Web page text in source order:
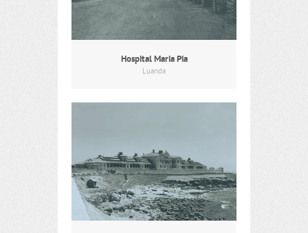
Hospital Maria Pia
Luanda